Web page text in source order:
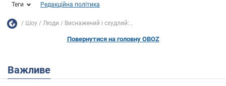
Теги Редакційна політика
Шоу Люди Виснажений і схудлий:...
Повернутися на головну OBOZ
Важливе